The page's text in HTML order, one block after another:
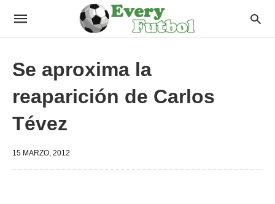
Se aproxima la
reaparición de Carlos
Tévez
15 MARZO, 2012